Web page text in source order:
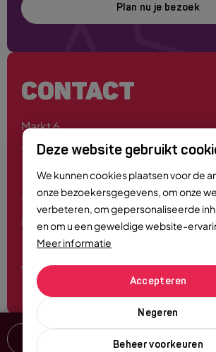
Deze website gebruikt
We kunnen cookies plaatsen voor de
onze bezoekersgegevens, om onze
verbeteren, om gepersonaliseerde
en om u een geweldige website-
Meer informatie
Beheer voorkeuren
Negeren
Accepteren
Plan nu je bezoek
CONTACT
Markt 6
4701 PE Roosendaal
0165 - 55 44 00
info@roosendaalcitymarketing.nl
Volg ons